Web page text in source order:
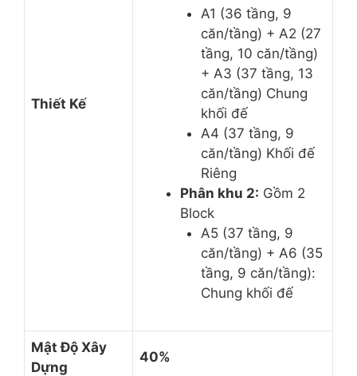
Thiết Kế
A1 (36 tầng, 9
căn/tầng) + A2 (27
tầng, 10 căn/tầng)
+ A3 (37 tầng, 13
căn/tầng) Chung
khối đế
A4 (37 tầng, 9
căn/tầng) Khối đế
Riêng
Phân khu 2: Gồm 2
Block
A5 (37 tầng, 9
căn/tầng) + A6 (35
tầng, 9 căn/tầng):
Chung khối đế
Mật Độ Xây
Dựng
40%